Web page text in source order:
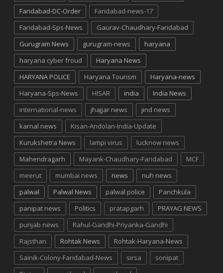
Faridabad-DC-Order
Faridabad-news-17
Faridabad-Sps-News
Gaurav-Chaudhary-Faridabad
Gurugram News
gurugram-news
haryana
haryana cyber froud
Haryana News
HARYANA POLICE
Haryana Tourism
Haryana-news
Haryana-Sps-News
HISAR india
India News
international-news
jhajjar news
jind news
karnal news
Kisan-Andolan-India-Update
Kurukshetra News
lampi virus
lucknow news
Mahendragarh
Mayank-Chaudhary-Faridabad
MCF
meerut
mumbai news news
nuh news
palwal
Palwal News palwal police
Panchkula
panipat news
Politics pratapgarh
PRAYAG NEWS
punjab news
Rahul-Gandhi-Priyanka-Gandhi
Rajsthan
Rohtak News
Rohtak-Haryana-News
Sainik-Colony-Faridabad-News
sirsa
sonipat